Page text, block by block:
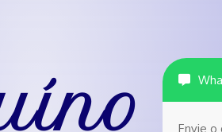
Envie o